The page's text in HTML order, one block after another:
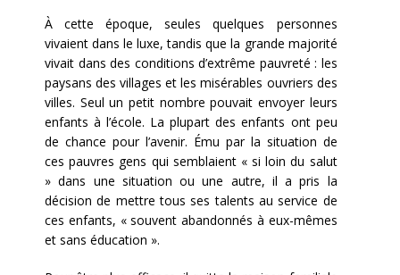
À cette époque, seules quelques personnes
vivaient dans le luxe, tandis que la grande majorité
vivait dans des conditions d’extrême pauvreté : les
paysans des villages et les misérables ouvriers des
villes. Seul un petit nombre pouvait envoyer leurs
enfants à l’école. La plupart des enfants ont peu
de chance pour l’avenir. Ému par la situation de
ces pauvres gens qui semblaient « si loin du salut
» dans une situation ou une autre, il a pris la
décision de mettre tous ses talents au service de
ces enfants, « souvent abandonnés à eux-mêmes
et sans éducation ».